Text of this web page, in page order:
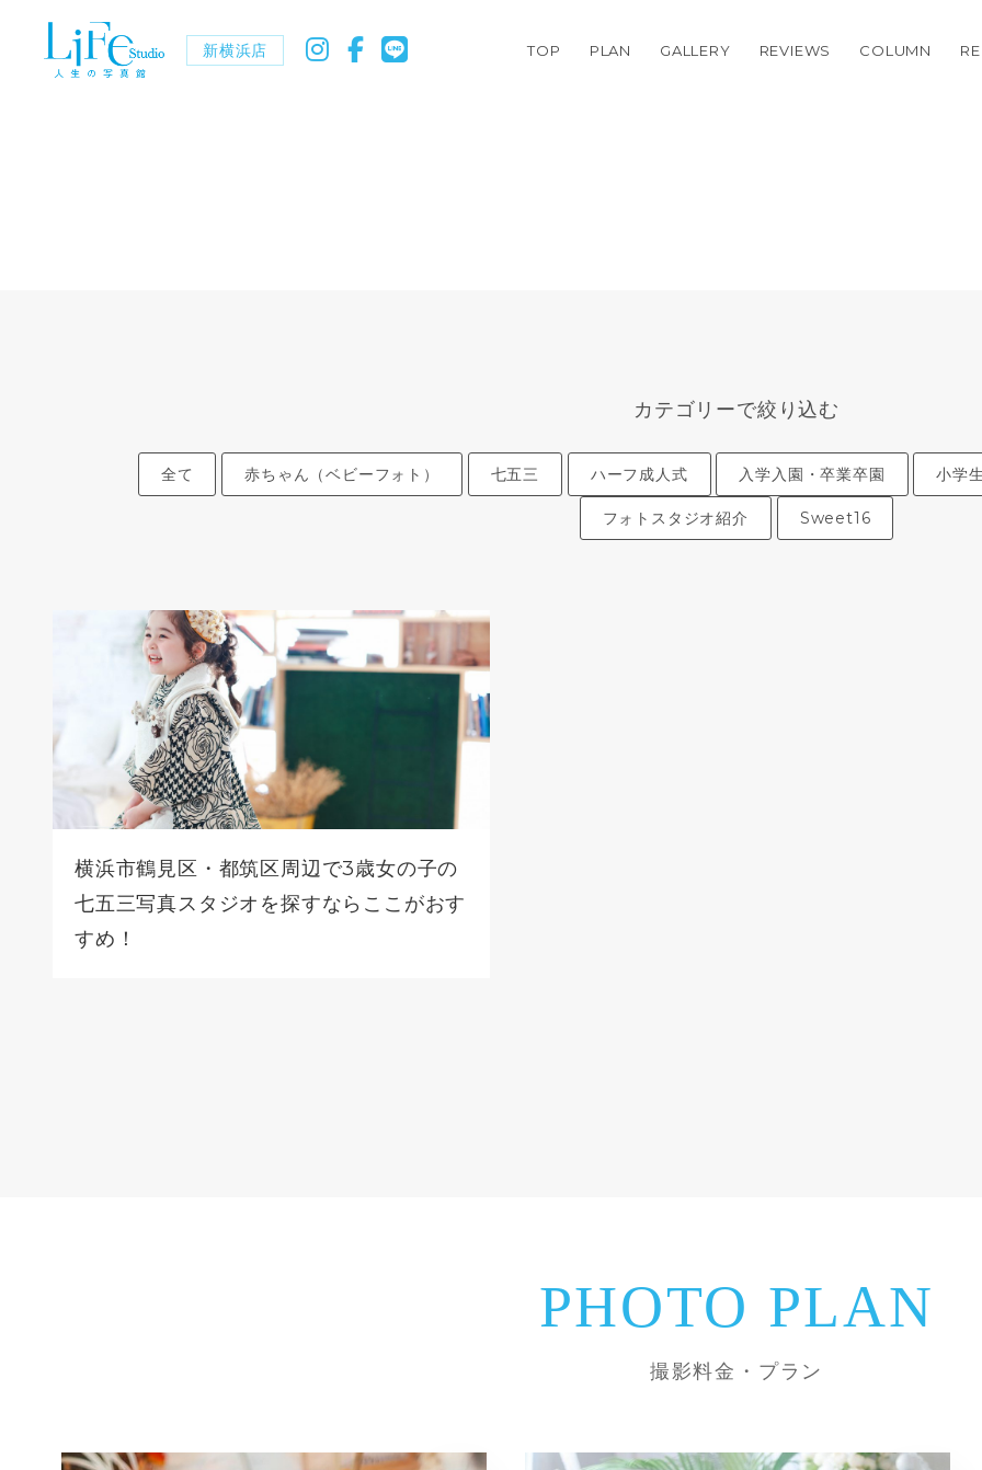
新横浜店 TOP PLAN GALLERY REVIEWS COLUMN
カテゴリーで絞り込む
全て 赤ちゃん（ベビーフォト） 七五三 ハーフ成人式 入学入園・卒業卒園 小学
フォトスタジオ紹介 Sweet16
横浜市鶴見区・都筑区周辺で3歳女の子の
七五三写真スタジオを探すならここがおす
すめ！
PHOTO PLAN
撮影料金・プラン